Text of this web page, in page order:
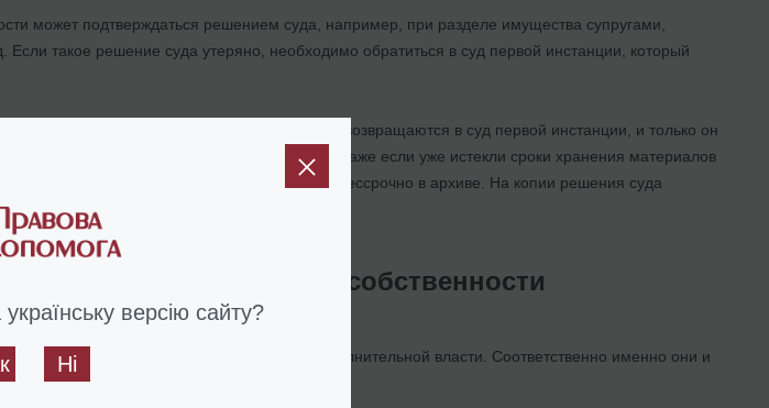
может подтверждаться решением суда, например, при разделе имущества супругами,
Если такое решение суда утеряно, необходимо обратиться в суд первой инстанции, который
кассационную инстанцию - его материалы возвращаются в суд первой инстанции, и только он
если судом дело слушалось очень давно. Даже если уже истекли сроки хранения материалов
не уничтожаются, а остаются храниться бессрочно в архиве. На копии решения суда
законной силы.
на право собственности
выдаются органами местной исполнительной власти. Соответственно именно они и
свидетельства на право собственности.
версію сайту?
Ні